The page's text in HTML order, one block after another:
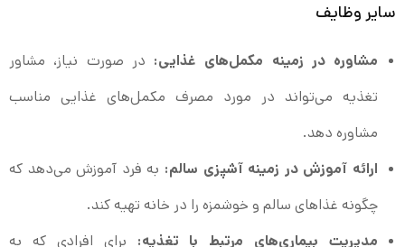
سایر وظایف
مشاوره در زمینه مکمل‌های غذایی:در صورت نیاز، مشاور
تغذیه می‌تواند در مورد مصرف مکمل‌های غذایی مناسب
مشاوره دهد.
ارائه آموزش در زمینه آشپزی سالم:به فرد آموزش می‌دهد که
چگونه غذاهای سالم و خوشمزه را در خانه تهیه کند.
مدیریت بیماری‌های مرتبط با تغذیه:برای افرادی که به